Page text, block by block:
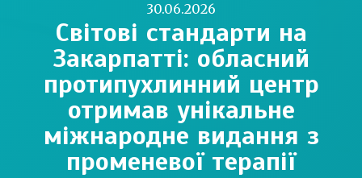
30.06.2026
Світові стандарти на
Закарпатті: обласний
протипухлинний центр
отримав унікальне
міжнародне видання з
променевої терапії